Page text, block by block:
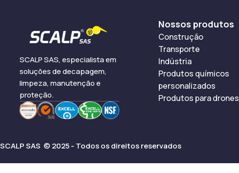
SCALP SAS, especialista em
soluções de decapagem,
limpeza, manutenção e
proteção.
Nossos produtos
Construção
Transporte
Indústria
Produtos químicos
personalizados
Produtos para drones
SCALP SAS © 2025 - Todos os direitos reservados